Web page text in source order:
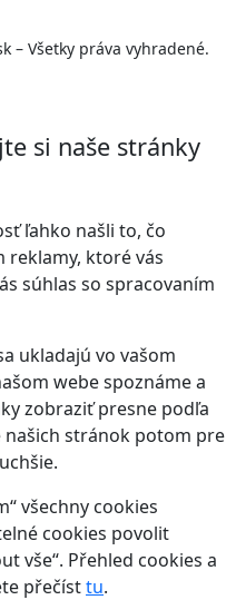
– Všetky práva vyhradené.
si naše stránky
ľahko našli to, čo
reklamy, ktoré vás
súhlas so spracovaním
ukladajú vo vašom
webe spoznáme a
zobraziť presne podľa
našich stránok potom pre
všechny cookies
cookies povolit
vše“. Přehled cookies a
přečísttu.